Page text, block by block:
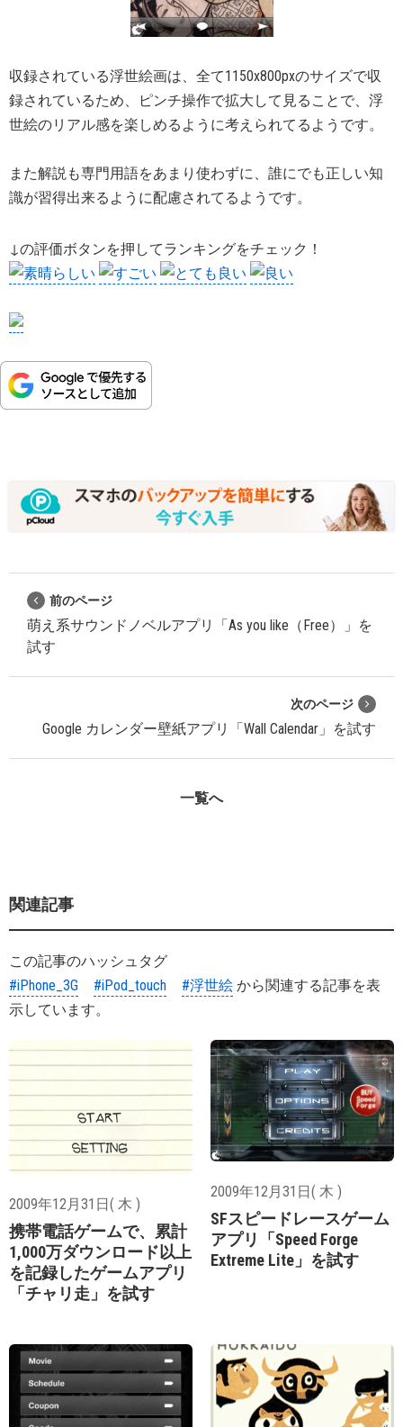
収録されている浮世絵画は、全て1150x800pxのサイズで収
録されているため、ピンチ操作で拡大して見ることで、浮
世絵のリアル感を楽しめるように考えられてるようです。
また解説も専門用語をあまり使わずに、誰にでも正しい知
識が習得出来るように配慮されてるようです。
↓の評価ボタンを押してランキングをチェック！
前のページ
萌え系サウンドノベルアプリ「As you like（Free）」を
試す
次のページ
Google カレンダー壁紙アプリ「Wall Calendar」を試す
一覧へ
関連記事
この記事のハッシュタグ
#iPhone_3G
#iPod_touch #浮世絵 から関連する記事を表
示しています。
2009年12月31日( 木 )
携帯電話ゲームで、累計
1,000万ダウンロード以上
を記録したゲームアプリ
「チャリ走」を試す
2009年12月31日( 木 )
SFスピードレースゲーム
アプリ「Speed Forge
Extreme Lite」を試す